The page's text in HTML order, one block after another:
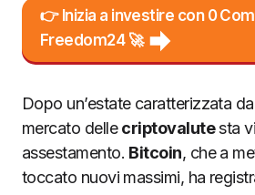
👉 Inizia a investire con 0
Freedom24 🚀
Dopo un’estate caratterizzata
mercato dellecriptovalutesta
assestamento. Bitcoin, che a
toccato nuovi massimi, ha